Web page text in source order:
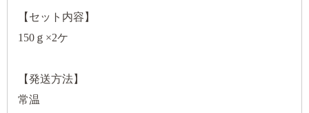
【セット内容】
150ｇ×2ケ
【発送方法】
常温